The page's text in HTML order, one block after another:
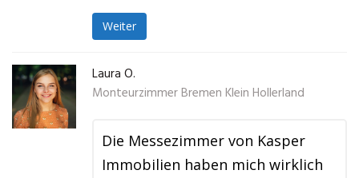
Weiter
Laura O.
Monteurzimmer Bremen Klein Hollerland
Die Messezimmer von Kasper
Immobilien haben mich wirklich